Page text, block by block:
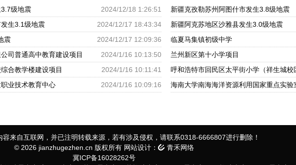
级地震 2024/12/18 1:26:51 新疆克孜勒苏州阿图什市发生3.8级地震
生3.1级地震
2024/12/17 18:43:34 新疆阿克苏地区沙雅县发生3.0级地震
震
2024/12/17 12:09:36 临夏马集镇初级中学
司普通高中教育建设项目
2024/1/16 10:13:50 兰州新区第十小学项目
合教学楼建设项目
2024/1/16 10:11:41
业技术教育中心
2024/1/16 10:09:16 海南大学南海海洋资源利用国家重点实验
容来自互联网，并已注明转载来源，若有涉及侵权，请联系0318-6666807进行删除！
© 2026 jianzhugezhen.cn 版权所有 网站设计：
青禾网络
冀ICP备16028262号